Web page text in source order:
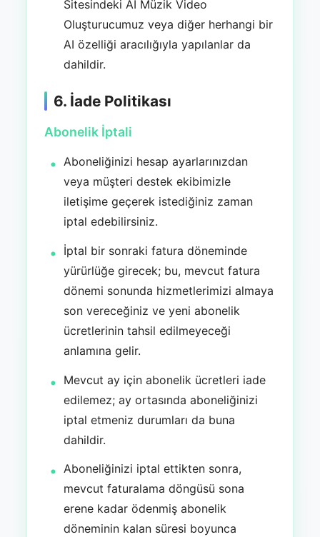
Sitesindeki AI Müzik Video
Oluşturucumuz veya diğer herhangi bir
AI özelliği aracılığıyla yapılanlar da
dahildir.
6. İade Politikası
Abonelik İptali
Aboneliğinizi hesap ayarlarınızdan
veya müşteri destek ekibimizle
iletişime geçerek istediğiniz zaman
iptal edebilirsiniz.
İptal bir sonraki fatura döneminde
yürürlüğe girecek; bu, mevcut fatura
dönemi sonunda hizmetlerimizi almaya
son vereceğiniz ve yeni abonelik
ücretlerinin tahsil edilmeyeceği
anlamına gelir.
Mevcut ay için abonelik ücretleri iade
edilemez; ay ortasında aboneliğinizi
iptal etmeniz durumları da buna
dahildir.
Aboneliğinizi iptal ettikten sonra,
mevcut faturalama döngüsü sona
erene kadar ödenmiş abonelik
döneminin kalan süresi boyunca